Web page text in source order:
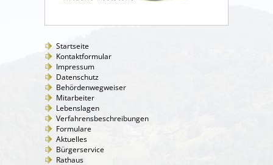
Startseite
Kontaktformular
Impressum
Datenschutz
Behördenwegweiser
Mitarbeiter
Lebenslagen
Verfahrensbeschreibungen
Formulare
Aktuelles
Bürgerservice
Rathaus